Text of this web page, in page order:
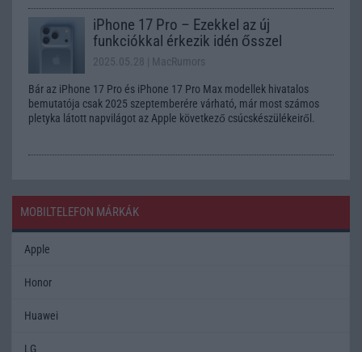
iPhone 17 Pro – Ezekkel az új
funkciókkal érkezik idén ősszel
2025.05.28 | MacRumors
Bár az iPhone 17 Pro és iPhone 17 Pro Max modellek hivatalos
bemutatója csak 2025 szeptemberére várható, már most számos
pletyka látott napvilágot az Apple következő csúcskészülékeiről.
MOBILTELEFON MÁRKÁK
Apple
Honor
Huawei
LG